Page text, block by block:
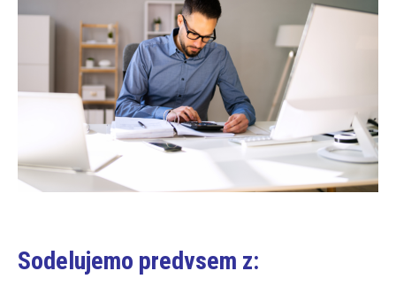
Sodelujemo predvsem z: